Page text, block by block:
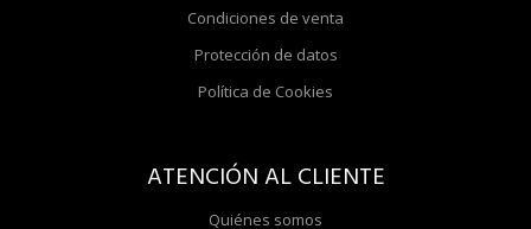
Condiciones de venta
Protección de datos
Política de Cookies
ATENCIÓN AL CLIENTE
Quiénes somos